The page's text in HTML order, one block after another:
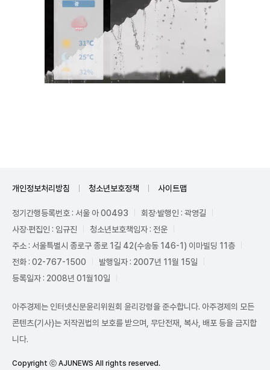
개인정보처리방침 청소년보호정책 사이트맵
정기간행등록번호 : 서울 아 00493
회장·발행인 : 곽영길
사장·편집인 : 임규진
청소년보호책임자 : 전운
주소 : 서울특별시 종로구 종로 1길 42(수송동 146-1) 이마빌딩 11층
전화 : 02-767-1500
발행일자 : 2007년 11월 15일
등록일자 : 2008년 01월10일
아주경제는 인터넷신문윤리위원회 윤리강령을 준수합니다. 아주경제의 모든
콘텐츠(기사)는 저작권법의 보호를 받으며, 무단전재, 복사, 배포 등을 금지합
니다.
Copyright ⓒ AJUNEWS All rights reserved.